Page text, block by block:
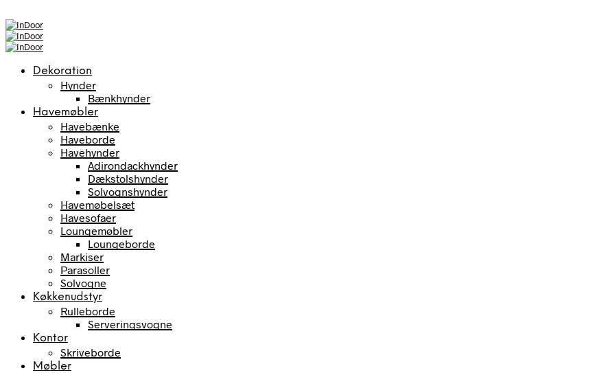
Dekoration
Hynder
Bænkhynder
Havemøbler
Havebænke
Haveborde
Havehynder
Adirondackhynder
Dækstolshynder
Solvognshynder
Havemøbelsæt
Havesofaer
Loungemøbler
Loungeborde
Markiser
Parasoller
Solvogne
Køkkenudstyr
Rulleborde
Serveringsvogne
Kontor
Skriveborde
Møbler